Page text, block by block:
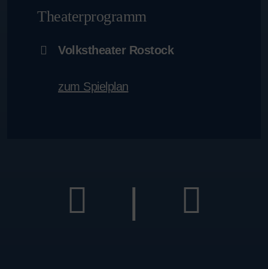
Theaterprogramm
Volkstheater Rostock
zum Spielplan
|